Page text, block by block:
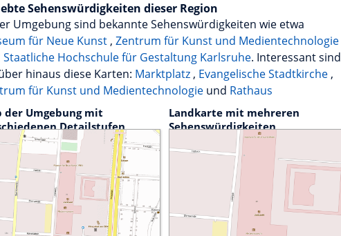
Sehenswürdigkeiten dieser Region
Umgebung sind bekannte Sehenswürdigkeiten wie etwa
für Neue Kunst , Zentrum für Kunst und Medientechnologie
Staatliche Hochschule für Gestaltung Karlsruhe. Interessant sind
hinaus diese Karten: Marktplatz , Evangelische Stadtkirche ,
für Kunst und Medientechnologie und Rathaus
der Umgebung mit
Detailstufen
Landkarte mit mehreren
Sehenswürdigkeiten